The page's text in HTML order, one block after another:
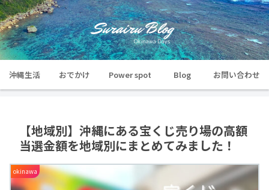
沖縄生活 おでかけ Power spot Blog お問い合わせ
【地域別】沖縄にある宝くじ売り場の高額
当選金額を地域別にまとめてみました！
okinawa